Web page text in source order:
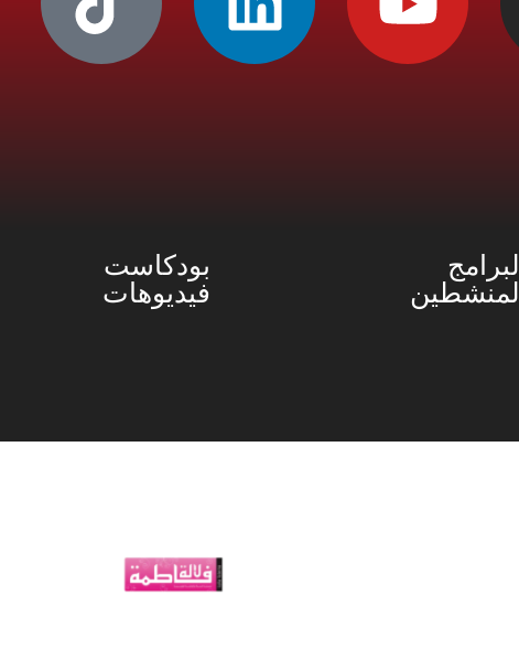
البرامج
المنشطين
بودكاست
فيديوهات